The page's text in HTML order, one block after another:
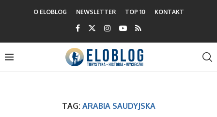
O ELOBLOG NEWSLETTER TOP 10 KONTAKT
TAG: ARABIA SAUDYJSKA